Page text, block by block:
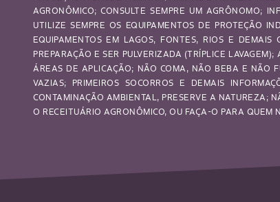
AGRONÔMICO; CONSULTE SEMPRE UM AGRÔNOMO;
UTILIZE SEMPRE OS EQUIPAMENTOS DE PROTEÇÃO
EQUIPAMENTOS EM LAGOS, FONTES, RIOS E
PREPARAÇÃO E SER PULVERIZADA (TRÍPLICE
ÁREAS DE APLICAÇÃO; NÃO COMA, NÃO BEBA E NÃO
VAZIAS; PRIMEIROS SOCORROS E DEMAIS
CONTAMINAÇÃO AMBIENTAL, PRESERVE A NATUREZA;
O RECEITUÁRIO AGRONÔMICO, OU FAÇA-O PARA QUEM